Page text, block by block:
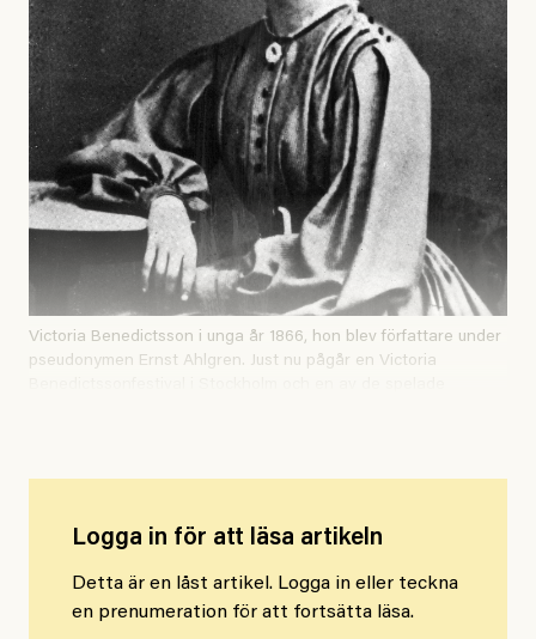
Victoria Benedictsson i unga år 1866, hon blev författare under
pseudonymen Ernst Ahlgren. Just nu pågår en Victoria
Logga in för att läsa artikeln
Detta är en låst artikel. Logga in eller teckna
en prenumeration för att fortsätta läsa.